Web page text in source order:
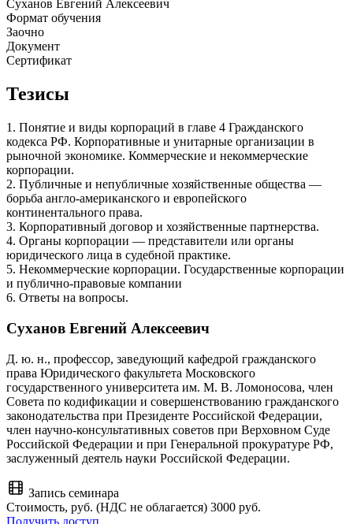
Суханов Евгений Алексеевич
Формат обучения
Заочно
Документ
Сертификат
Тезисы
1. Понятие и виды корпораций в главе 4 Гражданского
кодекса РФ. Корпоративные и унитарные организации в
рыночной экономике. Коммерческие и некоммерческие
корпорации.
2. Публичные и непубличные хозяйственные общества —
борьба англо-американского и европейского
континентального права.
3. Корпоративный договор и хозяйственные партнерства.
4. Органы корпорации — представители или органы
юридического лица в судебной практике.
5. Некоммерческие корпорации. Государственные корпорации
и публично-правовые компании
6. Ответы на вопросы.
Суханов Евгений Алексеевич
Д. ю. н., профессор, заведующий кафедрой гражданского
права Юридического факультета Московского
государственного университета им. М. В. Ломоносова, член
Совета по кодификации и совершенствованию гражданского
законодательства при Президенте Российской Федерации,
член научно-консультативных советов при Верховном Суде
Российской Федерации и при Генеральной прокуратуре РФ,
заслуженный деятель науки Российской Федерации.
Запись семинара
Стоимость, руб. (НДС не облагается) 3000 руб.
Получить доступ